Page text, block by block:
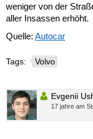
weniger von der
aller Insassen erhöht.
Quelle: Autocar
Tags: Volvo
Evgenii
17 jahre am